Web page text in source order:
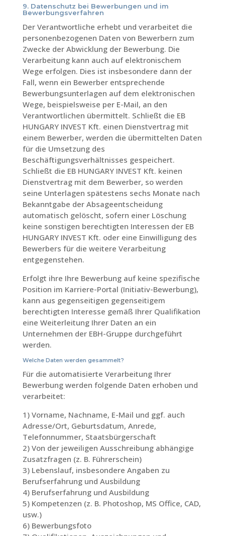
9. Datenschutz bei Bewerbungen und im
Bewerbungsverfahren
Der Verantwortliche erhebt und verarbeitet die
personenbezogenen Daten von Bewerbern zum
Zwecke der Abwicklung der Bewerbung. Die
Verarbeitung kann auch auf elektronischem
Wege erfolgen. Dies ist insbesondere dann der
Fall, wenn ein Bewerber entsprechende
Bewerbungsunterlagen auf dem elektronischen
Wege, beispielsweise per E-Mail, an den
Verantwortlichen übermittelt. Schließt die EB
HUNGARY INVEST Kft. einen Dienstvertrag mit
einem Bewerber, werden die übermittelten Daten
für die Umsetzung des
Beschäftigungsverhältnisses gespeichert.
Schließt die EB HUNGARY INVEST Kft. keinen
Dienstvertrag mit dem Bewerber, so werden
seine Unterlagen spätestens sechs Monate nach
Bekanntgabe der Absageentscheidung
automatisch gelöscht, sofern einer Löschung
keine sonstigen berechtigten Interessen der EB
HUNGARY INVEST Kft. oder eine Einwilligung des
Bewerbers für die weitere Verarbeitung
entgegenstehen.
Erfolgt ihre Ihre Bewerbung auf keine spezifische
Position im Karriere-Portal (Initiativ-Bewerbung),
kann aus gegenseitigen gegenseitigem
berechtigten Interesse gemäß Ihrer Qualifikation
eine Weiterleitung Ihrer Daten an ein
Unternehmen der EBH-Gruppe durchgeführt
werden.
Welche Daten werden gesammelt?
Für die automatisierte Verarbeitung Ihrer
Bewerbung werden folgende Daten erhoben und
verarbeitet:
1) Vorname, Nachname, E-Mail und ggf. auch
Adresse/Ort, Geburtsdatum, Anrede,
Telefonnummer, Staatsbürgerschaft
2) Von der jeweiligen Ausschreibung abhängige
Zusatzfragen (z. B. Führerschein)
3) Lebenslauf, insbesondere Angaben zu
Berufserfahrung und Ausbildung
4) Berufserfahrung und Ausbildung
5) Kompetenzen (z. B. Photoshop, MS Office, CAD,
usw.)
6) Bewerbungsfoto